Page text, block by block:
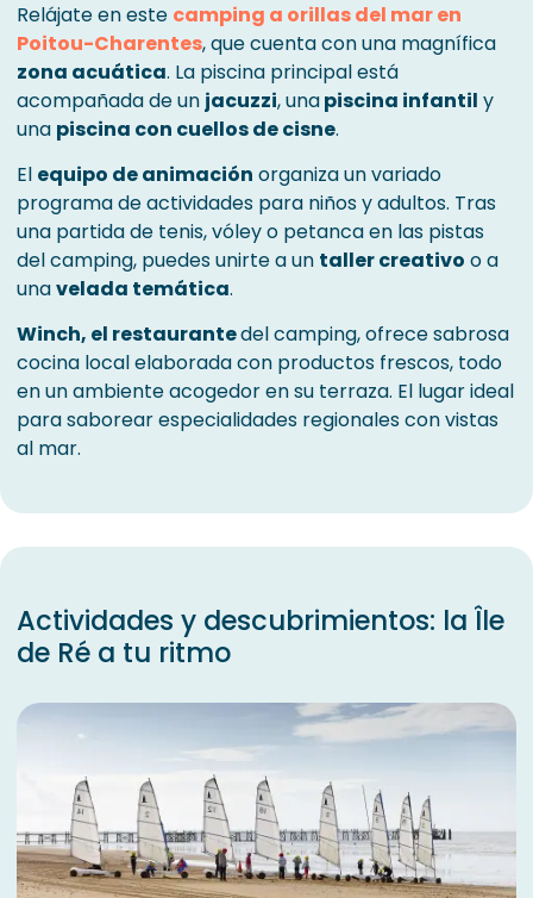
Relájate en este camping a orillas del mar en
Poitou-Charentes, que cuenta con una magnífica
zona acuática. La piscina principal está
acompañada de un jacuzzi, unapiscina infantil y
una piscina con cuellos de cisne.
El equipo de animación organiza un variado
programa de actividades para niños y adultos. Tras
una partida de tenis, vóley o petanca en las pistas
del camping, puedes unirte a un taller creativo o a
unavelada temática.
Winch, el restaurantedel camping, ofrece sabrosa
cocina local elaborada con productos frescos, todo
en un ambiente acogedor en su terraza. El lugar ideal
para saborear especialidades regionales con vistas
al mar.
Actividades y descubrimientos: la Île
de Ré a tu ritmo